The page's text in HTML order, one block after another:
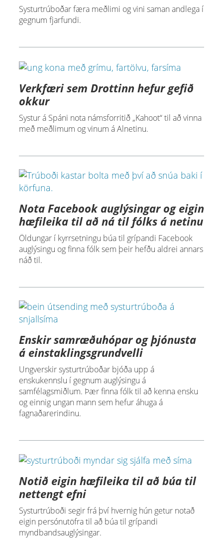
Systurtrúboðar færa meðlimi og vini saman andlega í
gegnum fjarfundi.
Verkfæri sem Drottinn hefur gefið
okkur
Systur á Spáni nota námsforritið „Kahoot“ til að vinna
með meðlimum og vinum á Alnetinu.
Nota Facebook auglýsingar og eigin
hæfileika til að ná til fólks á netinu
Öldungar í kyrrsetningu búa til grípandi Facebook
auglýsingu og finna fólk sem þeir hefðu aldrei annars
náð til.
Enskir samræðuhópar og þjónusta
á einstaklingsgrundvelli
Ungverskir systurtrúboðar bjóða upp á
enskukennslu í gegnum auglýsingu á
samfélagsmiðlum. Þær finna fólk til að kenna ensku
og einnig ungan mann sem hefur áhuga á
fagnaðarerindinu.
Notið eigin hæfileika til að búa til
nettengt efni
Systurtrúboði segir frá því hvernig hún getur notað
eigin persónutöfra til að búa til grípandi
myndbandsauglýsingar.